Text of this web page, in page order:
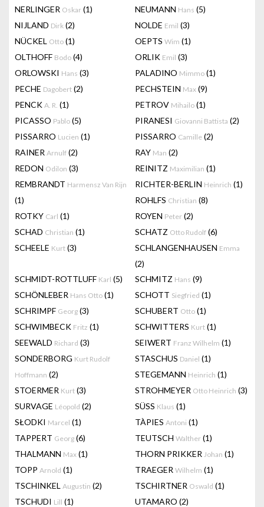
NERLINGER Oskar (1) NEUMANN Hans (5)
NIJLAND Dirk (2) NOLDE Emil (3)
NÜCKEL Otto (1) OEPTS Wim (1)
OLTHOFF Bodo (4) ORLIK Emil (3)
ORLOWSKI Hans (3) PALADINO Mimmo (1)
PECHE Dagobert (2) PECHSTEIN Max (9)
PENCK A. R. (1) PETROV Mihailo (1)
PICASSO Pablo (5) PIRANESI Giovanni Battista (2)
PISSARRO Lucien (1) PISSARRO Camille (2)
RAINER Arnulf (2) RAY Man (2)
REDON Odilon (3) REINITZ Maximilian (1)
REMBRANDT Harmensz Van Rijn
(1)
RICHTER-BERLIN Heinrich (1)
ROHLFS Christian (8)
ROTKY Carl (1) ROYEN Peter (2)
SCHAD Christian (1) SCHATZ Otto Rudolf (6)
SCHEELE Kurt (3) SCHLANGENHAUSEN Emma
(2)
SCHMIDT-ROTTLUFF Karl (5) SCHMITZ Hans (9)
SCHÖNLEBER Hans Otto (1) SCHOTT Siegfried (1)
SCHRIMPF Georg (3) SCHUBERT Otto (1)
SCHWIMBECK Fritz (1) SCHWITTERS Kurt (1)
SEEWALD Richard (3) SEIWERT Franz Wilhelm (1)
SONDERBORG Kurt Rudolf
Hoffmann (2)
STASCHUS Daniel (1)
STEGEMANN Heinrich (1)
STOERMER Kurt (3) STROHMEYER Otto Heinrich (3)
SURVAGE Léopold (2) SÜSS Klaus (1)
SŁODKI Marcel (1) TÀPIES Antoni (1)
TAPPERT Georg (6) TEUTSCH Walther (1)
THALMANN Max (1) THORN PRIKKER Johan (1)
TOPP Arnold (1) TRAEGER Wilhelm (1)
TSCHINKEL Augustin (2) TSCHIRTNER Oswald (1)
TSCHUDI Lill (1) UTAMARO (2)